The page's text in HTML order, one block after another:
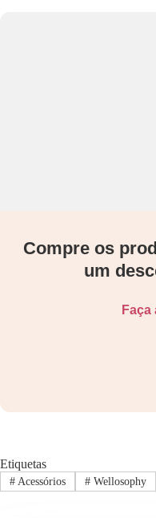
Compre os
um
Etiquetas
#Acessórios #Wellosophy